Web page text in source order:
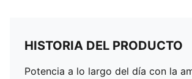
HISTORIA DEL PRODUCTO
Potencia a lo largo del día con la